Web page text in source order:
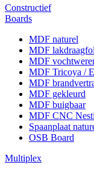
Constructief
Boards
MDF naturel
MDF
MDF
MDF Tricoya /
MDF
MDF gekleurd
MDF buigbaar
MDF CNC
Spaanplaat
OSB Board
Multiplex